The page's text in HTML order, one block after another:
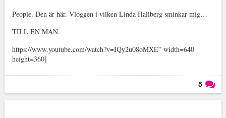
People. Den är här. Vloggen i vilken Linda Hallberg sminkar mig…
TILL EN MAN.
https://www.youtube.com/watch?v=IQy2u08oMXE” width=640
height=360]
5